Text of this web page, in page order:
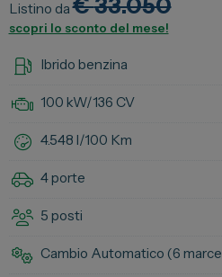
Vendi la tua auto
Soluzioni Business
Dipendenti Stellantis
Promozioni
Gruppo Spazio
Il Gruppo Spazio
Listino da
scopri lo sconto del mese!
Ibrido benzina
100 kW/136 CV
4.548 l/100 Km
4 porte
5 posti
Cambio Automatico (6 marce